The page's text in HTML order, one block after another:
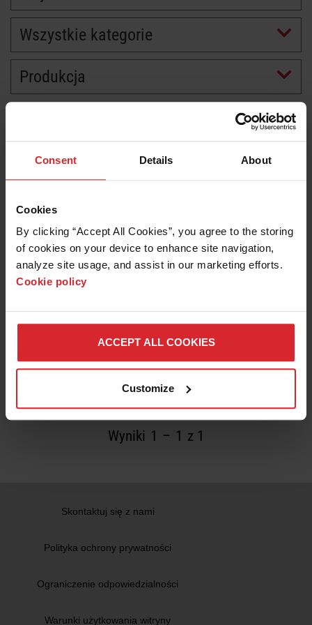
Consent Details About
Cookies
By clicking “Accept All Cookies”, you agree to the storing
of cookies on your device to enhance site navigation,
analyze site usage, and assist in our marketing efforts.
Cookie policy
ACCEPT ALL COOKIES
Customize
Wszystkie kategorie
Produkcja
Czy w przeszłości przyglądałeś się
Wyniki 1 – 1 z 1
Skontaktuj się z nami
Polityka ochrony prywatności
Ograniczenie odpowiedzialności
Warunki użytkowania witryny